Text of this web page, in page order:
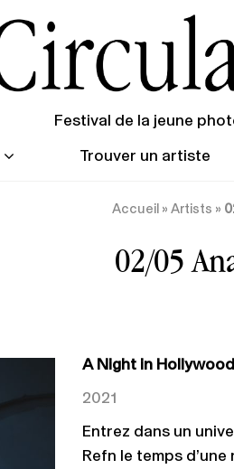
Festival de la jeune
Trouver un artiste
Accueil » Artists »
02/05
A Night in Hollywood
2021
Entrez dans un
Refn le temps